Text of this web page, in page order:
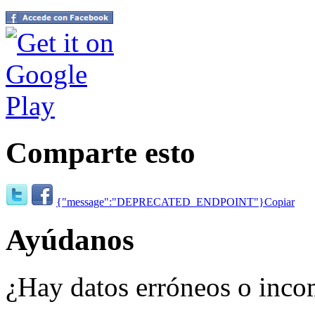
Comparte esto
{"message":"DEPRECATED_ENDPOINT"}Copiar
Ayúdanos
¿Hay datos erróneos o